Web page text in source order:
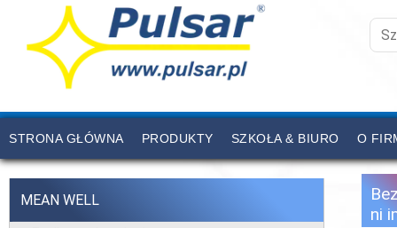
STRONA GŁÓWNA PRODUKTY SZKOŁA & BIURO O
CENNIK KONTAKT
MEAN WELL
ni